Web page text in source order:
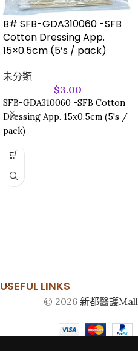
B# SFB-GDA310060 -SFB
Cotton Dressing App.
15×0.5cm (5’s / pack)
未分類
$3.00
SFB-GDA310060 -SFB Cotton
Dressing App. 15x0.5cm (5's /
pack)
USEFUL LINKS
© 2026 新都醫護Mall